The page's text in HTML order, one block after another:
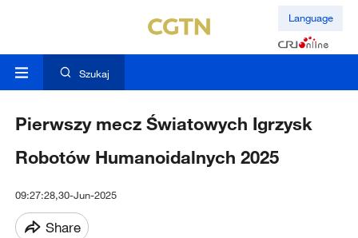
Language
Szukaj
Pierwszy mecz Światowych Igrzysk
Robotów Humanoidalnych 2025
09:27:28,30-Jun-2025
Share